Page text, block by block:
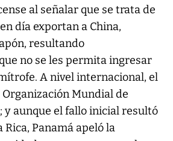
al señalar que se trata de
día exportan a China,
resultando
no se les permita ingresar
A nivel internacional, el
Mundial de
y aunque el fallo inicial resultó
Rica, Panamá apeló la